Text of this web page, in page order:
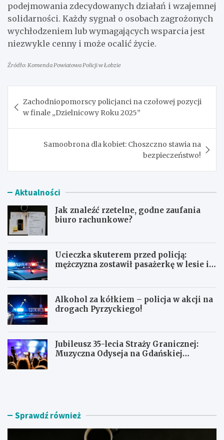
podejmowania zdecydowanych działań i wzajemnej
solidarności. Każdy sygnał o osobach zagrożonych
wychłodzeniem lub wymagających wsparcia jest
niezwykle cenny i może ocalić życie.
Źródło: Komenda Powiatowa Policji w Łobzie
wpisu
Zachodniopomorscy policjanci na czołowej pozycji
w finale „Dzielnicowy Roku 2025”
Samoobrona dla kobiet: Choszczno stawia na
bezpieczeństwo!
Aktualności
Jak znaleźć rzetelne, godne zaufania
biuro rachunkowe?
Ucieczka skuterem przed policją:
mężczyzna zostawił pasażerkę w lesie i
Alkohol za kółkiem – policja w akcji na
drogach Pyrzyckiego!
Jubileusz 35-lecia Straży Granicznej:
Muzyczna Odyseja na Gdańskiej
J
a
U
z Sprawdź również